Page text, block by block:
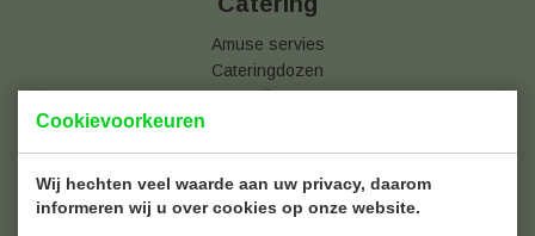
Cookievoorkeuren
Wij hechten veel waarde aan uw privacy, daarom
informeren wij u over cookies op onze website.
Amuse servies
Cateringdozen
Folies
Serveerschalen
Thermoboxen